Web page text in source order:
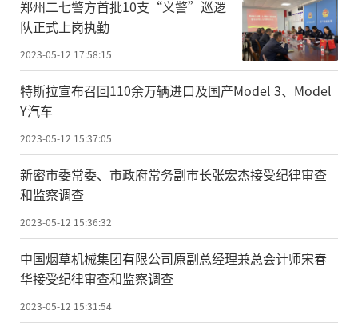
郑州二七警方首批10支“义警”巡逻
队正式上岗执勤
2023-05-12 17:58:15
特斯拉宣布召回110余万辆进口及国产Model 3、Model
Y汽车
2023-05-12 15:37:05
新密市委常委、市政府常务副市长张宏杰接受纪律审查
和监察调查
2023-05-12 15:36:32
中国烟草机械集团有限公司原副总经理兼总会计师宋春
华接受纪律审查和监察调查
2023-05-12 15:31:54